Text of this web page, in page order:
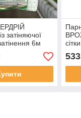
затіняючої
6м